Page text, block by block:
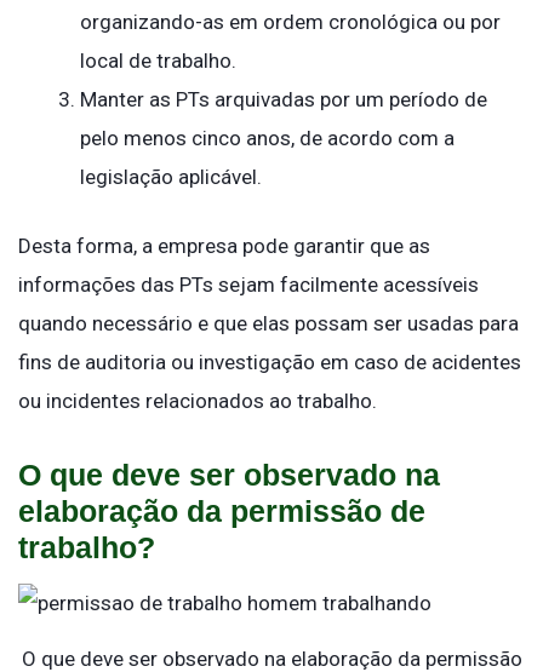
organizando-as em ordem cronológica ou por
local de trabalho.
Manter as PTs arquivadas por um período de
pelo menos cinco anos, de acordo com a
legislação aplicável.
Desta forma, a empresa pode garantir que as
informações das PTs sejam facilmente acessíveis
quando necessário e que elas possam ser usadas para
fins de auditoria ou investigação em caso de acidentes
ou incidentes relacionados ao trabalho.
O que deve ser observado na
elaboração da permissão de
trabalho?
O que deve ser observado na elaboração da permissão